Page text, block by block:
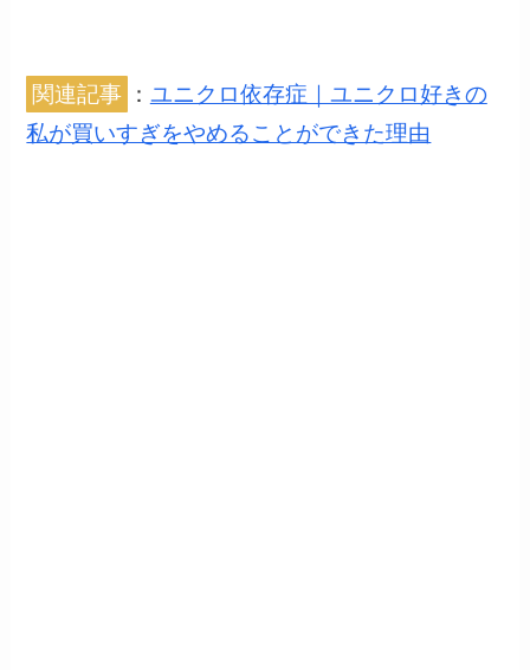
関連記事 ： ユニクロ依存症｜ユニクロ好きの
私が買いすぎをやめることができた理由